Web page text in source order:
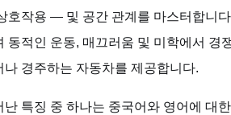
호작용 — 및 공간 관계를 마스터합니
동적인 운동, 매끄러움 및 미학에서 경
나 경주하는 자동차를 제공합니다.
난 특징 중 하나는 중국어와 영어에 대